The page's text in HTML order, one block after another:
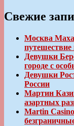
Свежие
Москва
Девушки
городе с
Девушки
России
Мартин
азартных
Martin